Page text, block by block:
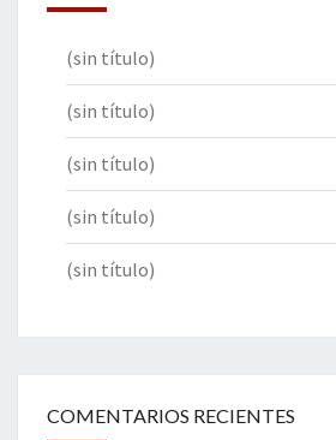
(sin título)
(sin título)
(sin título)
(sin título)
(sin título)
COMENTARIOS RECIENTES